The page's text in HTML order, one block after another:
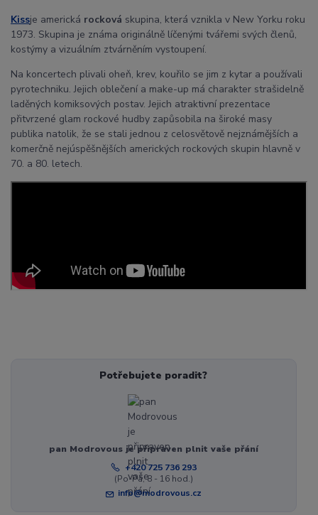
Kissje americká rocková skupina, která vznikla v New Yorku roku
1973. Skupina je známa originálně líčenými tvářemi svých členů,
kostýmy a vizuálním ztvárněním vystoupení.
Na koncertech plivali oheň, krev, kouřilo se jim z kytar a používali
pyrotechniku. Jejich oblečení a make-up má charakter strašidelně
laděných komiksových postav. Jejich atraktivní prezentace
přitvrzené glam rockové hudby zapůsobila na široké masy
publika natolik, že se stali jednou z celosvětově nejznámějších a
komerčně nejúspěšnějších amerických rockových skupin hlavně v
70. a 80. letech.
Potřebujete poradit?
pan Modrovous je připraven plnit vaše přání
+420 725 736 293
(Po-Pá, 8 - 16 hod.)
info@modrovous.cz